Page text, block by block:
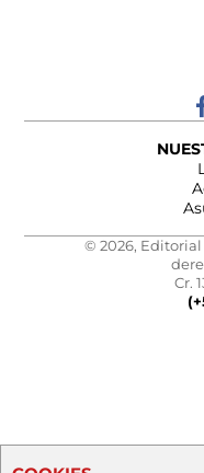
© 2026, Editorial
Cr.